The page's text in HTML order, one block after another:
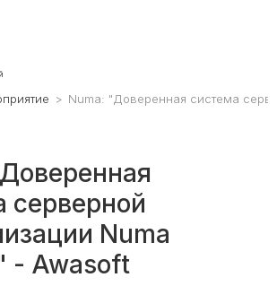
> Numa: "Доверенная система
серверной
Numa
- Awasoft